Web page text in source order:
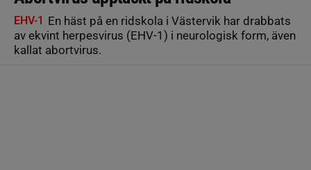
EHV-1 En häst på en ridskola i Västervik har drabbats
av ekvint herpesvirus (EHV-1) i neurologisk form, även
kallat abortvirus.